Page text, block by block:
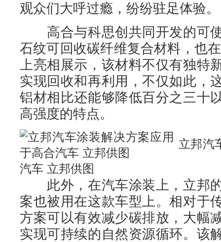
观众们大呼过瘾，纷纷驻足体验。
高合与科思创共同开发的可
石纹可回收碳纤维复合材料，也
上亮相展示，该材料不仅有独特
实现回收和再利用，不仅如此，
铝材相比还能够降低百分之三十
高强度的特点。
立邦汽
汽车 立邦供图
此外，在汽车涂装上，立邦
案也被用在这款车型上。相对于
方案可以有效减少碳排放，大幅
实现可持续的自然资源循环。该